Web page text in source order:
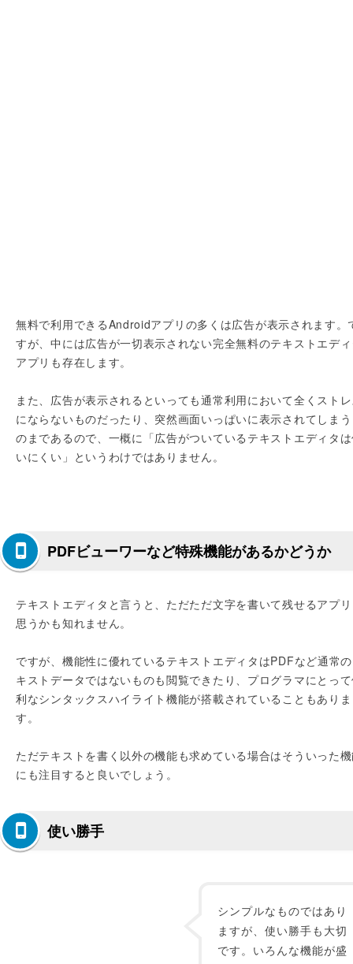
無料で利用できるAndroidアプリの多くは広告が表示されます。
すが、中には広告が一切表示されない完全無料のテキストエデ
アプリも存在します。
また、広告が表示されるといっても通常利用において全くスト
にならないものだったり、突然画面いっぱいに表示されてしま
のまであるので、一概に「広告がついているテキストエディタ
いにくい」というわけではありません。
PDFビューワーなど特殊機能があるかどうか
テキストエディタと言うと、ただただ文字を書いて残せるアプ
思うかも知れません。
ですが、機能性に優れているテキストエディタはPDFなど通常
キストデータではないものも閲覧できたり、プログラマにとっ
利なシンタックスハイライト機能が搭載されていることもありま
す。
ただテキストを書く以外の機能も求めている場合はそういった
にも注目すると良いでしょう。
使い勝手
シンプルなものではあり
ますが、使い勝手も大切
です。いろんな機能が盛